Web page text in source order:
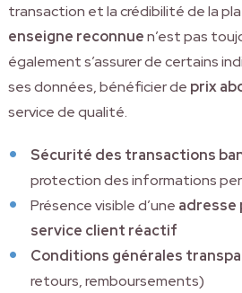
transaction et la crédibilité de la
enseigne reconnuen’est pas
également s’assurer de certains
ses données, bénéficier de prix
service de qualité.
Sécurité des transactions
protection des informations
Présence visible d’une adresse
service client réactif
Conditions générales
retours, remboursements)